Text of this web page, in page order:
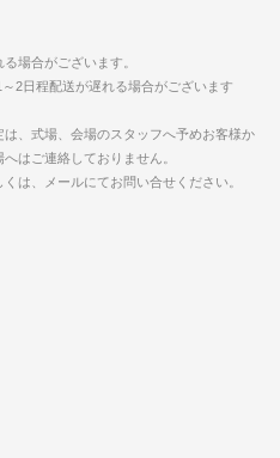
場合がございます。
2日程配送が遅れる場合がございます
、式場、会場のスタッフへ予めお客様か
はご連絡しておりません。
は、メールにてお問い合せください。